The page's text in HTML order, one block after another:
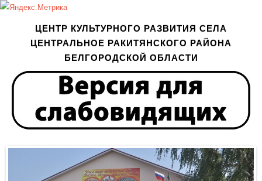
ЦЕНТР КУЛЬТУРНОГО РАЗВИТИЯ СЕЛА
ЦЕНТРАЛЬНОЕ РАКИТЯНСКОГО РАЙОНА
БЕЛГОРОДСКОЙ ОБЛАСТИ